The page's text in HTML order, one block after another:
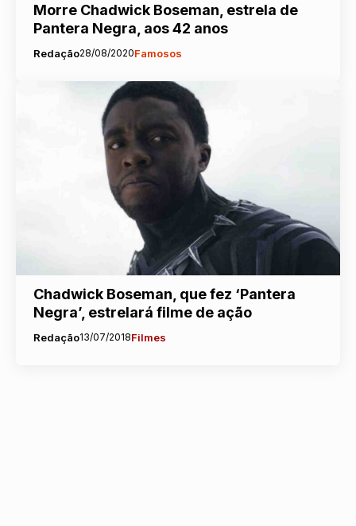
Morre Chadwick Boseman, estrela de
Pantera Negra, aos 42 anos
Redação28/08/2020Famosos
Chadwick Boseman, que fez ‘Pantera
Negra’, estrelará filme de ação
Redação13/07/2018Filmes